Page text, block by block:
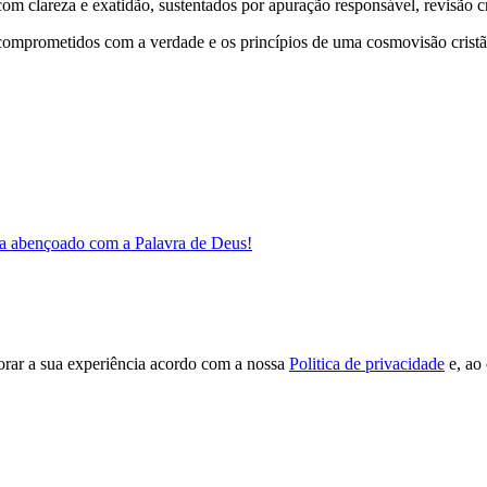
clareza e exatidão, sustentados por apuração responsável, revisão
com a verdade e os princípios de uma cosmovisão
abençoado com a Palavra de Deus!
a sua experiência acordo com a nossa Politica de privacidade e, ao